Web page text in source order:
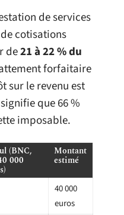
de services
cotisations
de21 à 22 % du
forfaitaire
sur le revenu est
que 66 %
imposable.
(BNC,
000
Montant
estimé
40 000
euros